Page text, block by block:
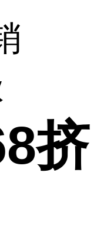
挤